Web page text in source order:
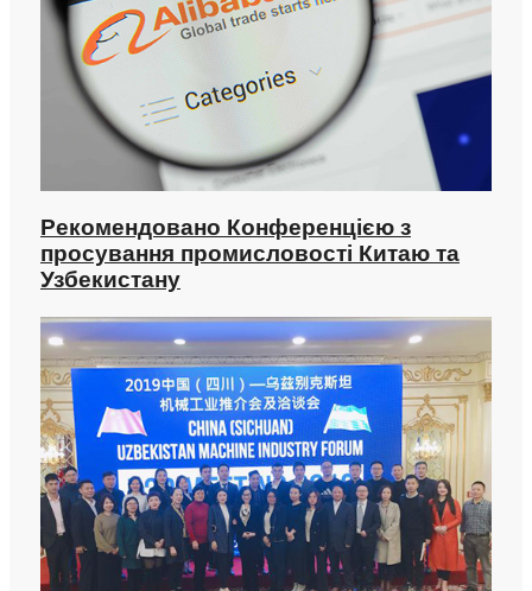
Рекомендовано Конференцією з
просування промисловості Китаю та
Узбекистану